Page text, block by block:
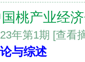
桃产业经
年第1期 [查看
与综述